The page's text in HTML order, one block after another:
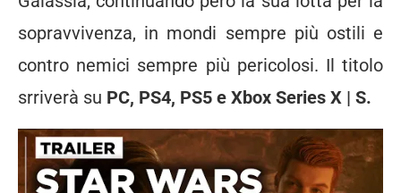
sopravvivenza, in mondi sempre più ostili e
contro nemici sempre più pericolosi. Il titolo
srriverà su PC, PS4, PS5 e Xbox Series X | S.